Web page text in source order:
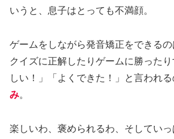
いうと、息子はとっても不満顔。
ゲームをしながら発音矯正をできる
クイズに正解したりゲームに勝った
しい！」「よくできた！」と言われる
み。
楽しいわ、褒められるわ、そしてい